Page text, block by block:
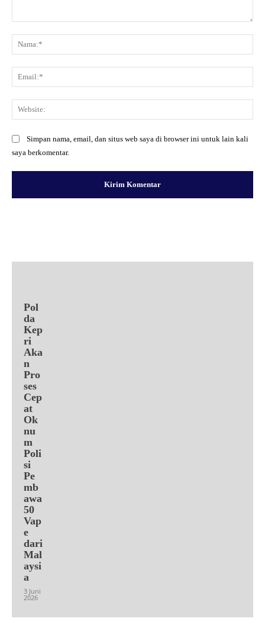
Simpan nama, email, dan situs web saya di browser ini untuk lain kali
saya berkomentar.
Pol
da
Kep
ri
Aka
n
Pro
ses
Cep
at
Ok
nu
m
Poli
si
Pe
mb
awa
50
Vap
e
dari
Mal
aysi
a
3 Juni
2026